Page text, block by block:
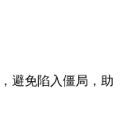
避免陷入僵局，助